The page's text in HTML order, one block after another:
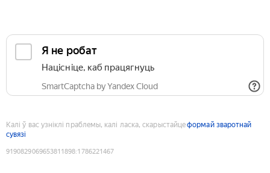
Я не робат
Націсніце, каб працягнуць
SmartCaptcha by Yandex Cloud
Калі ў вас узніклі праблемы, калі ласка, скарыстайцеформай зваротнай
сувязі
9190829069653811898:1786221467